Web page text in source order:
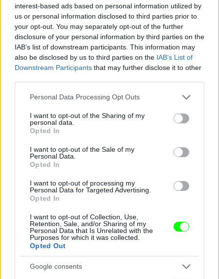
interest-based ads based on personal information utilized by
us or personal information disclosed to third parties prior to
your opt-out. You may separately opt-out of the further
disclosure of your personal information by third parties on the
IAB’s list of downstream participants. This information may
also be disclosed by us to third parties on the IAB’s List of
Downstream Participants that may further disclose it to other
Please note that this website/app uses one or more Google
not limited to your visit or usage behaviour. You may click to
grant or deny consent to Google and its third-party tags to
use your data for below specified purposes in below Google
consent section.
Personal Data Processing Opt Outs
I want to opt-out of the Sharing of my
personal data.
Opted In
I want to opt-out of the Sale of my
Personal Data.
Opted In
I want to opt-out of processing my
Personal Data for Targeted Advertising.
Opted In
I want to opt-out of Collection, Use,
Retention, Sale, and/or Sharing of my
Personal Data that Is Unrelated with the
Purposes for which it was collected.
Opted Out
Google consents
Jön még kép!
„Tímea Majorova mellett az Arnold Classic
ezüstérmese Balogh Robinnal is találkozhattak a
vendégek.”
Fotó: Buranits Dávid / MOMsport
Jön még kép!